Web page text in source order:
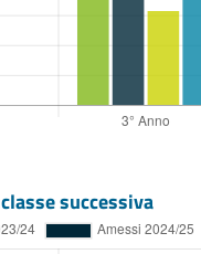
successiva